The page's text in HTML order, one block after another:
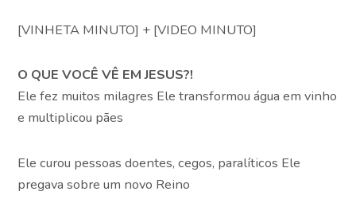
[VINHETA MINUTO] + [VIDEO MINUTO]
O QUE VOCÊ VÊ EM JESUS?!
Ele fez muitos milagres Ele transformou água em vinho
e multiplicou pães
Ele curou pessoas doentes, cegos, paralíticos Ele
pregava sobre um novo Reino